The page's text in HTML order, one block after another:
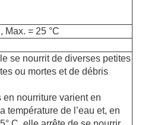
Max. = 25 °C
se nourrit de diverses petites
ou mortes et de débris
en nourriture varient en
température de l’eau et, en